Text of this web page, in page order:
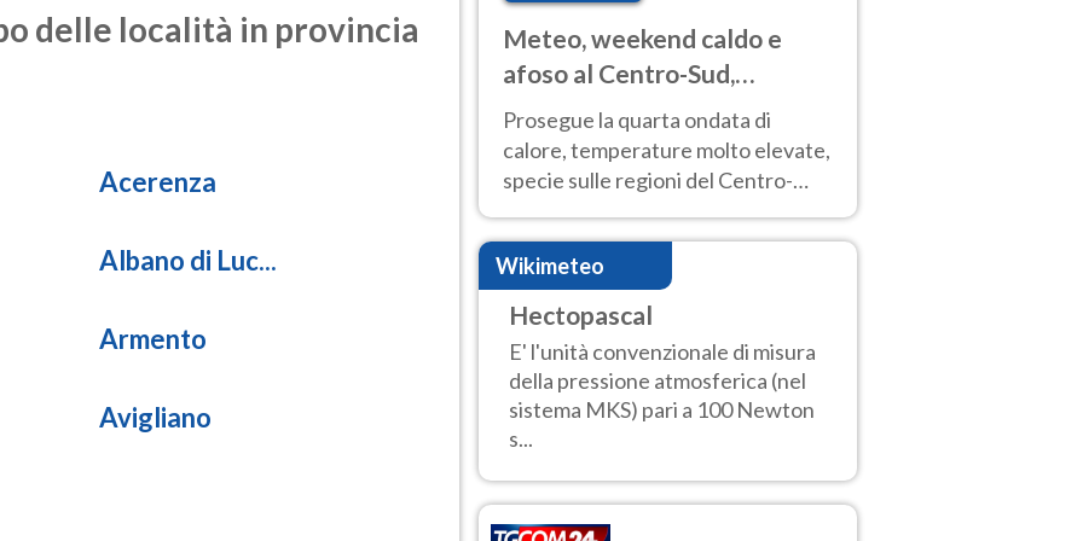
delle località in provincia
Acerenza
Albano di Luc...
Armento
Avigliano
Meteo, weekend caldo e
afoso al Centro-Sud,
temporali sui rilievi
Prosegue la quarta ondata di
calore, temperature molto elevate,
specie sulle regioni del Centro-
Sud. Nuovi temporali di calore sulle
aree montuose
Wikimeteo
Hectopascal
E' l'unità convenzionale di misura
della pressione atmosferica (nel
sistema MKS) pari a 100 Newton
s...